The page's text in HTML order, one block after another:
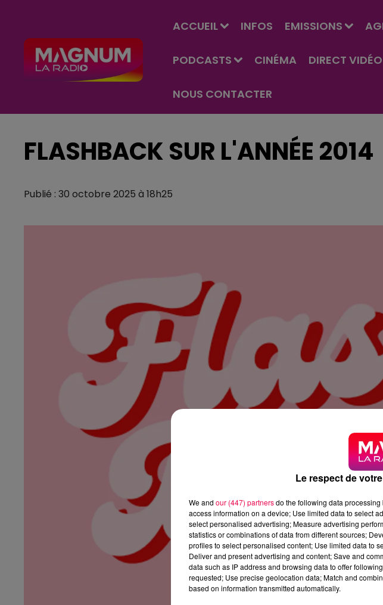
ACCUEIL INFOS EMISSIONS
PODCASTS CINÉMA DIRECT VIDÉO
NOUS CONTACTER
FLASHBACK SUR L'ANNÉE 2014
Publié : 30 octobre 2025 à 18h25
Le respect de
We and our (447) partnersdo the following data
access information on a device; Use limited data to select
select personalised advertising; Measure advertising
statistics or combinations of data from different sources;
profiles to select personalised content; Use limited data to
Deliver and present advertising and content; Save and
data such as IP address and browsing data to offer
requested; Use precise geolocation data; Match and
based on information transmitted automatically.